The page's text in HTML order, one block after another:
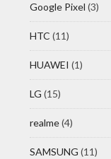
Google Pixel (3)
HTC (11)
HUAWEI (1)
LG (15)
realme(4)
SAMSUNG (11)